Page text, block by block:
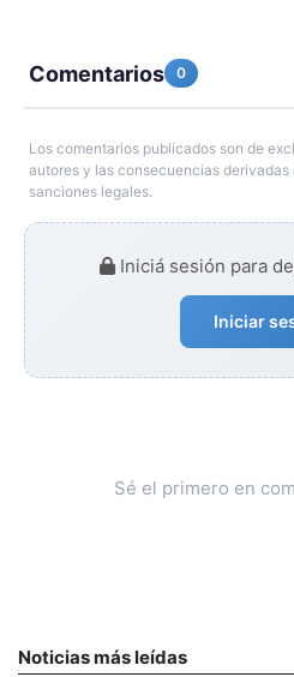
Comentarios 0
Los comentarios publicados son de
autores y las consecuencias
sanciones legales.
Iniciá sesión para
Iniciar
Sé el primero en
Noticias más leídas